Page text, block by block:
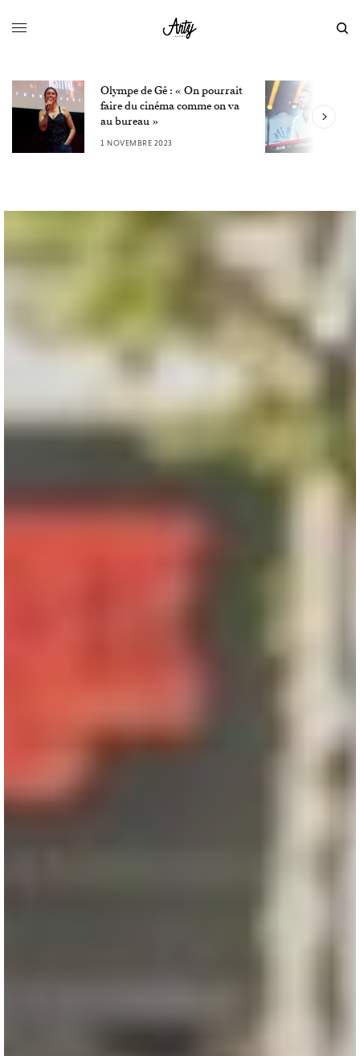
Olympe de Gê : « On pourrait
faire du cinéma comme on va
au bureau »
1 NOVEMBRE 2023